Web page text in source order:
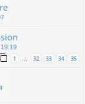
1 32 33 34 35